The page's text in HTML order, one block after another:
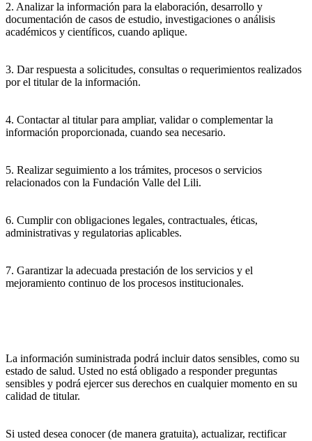
2. Analizar la información para la elaboración, desarrollo y
documentación de casos de estudio, investigaciones o análisis
académicos y científicos, cuando aplique.
3. Dar respuesta a solicitudes, consultas o requerimientos realizados
por el titular de la información.
4. Contactar al titular para ampliar, validar o complementar la
información proporcionada, cuando sea necesario.
5. Realizar seguimiento a los trámites, procesos o servicios
relacionados con la Fundación Valle del Lili.
6. Cumplir con obligaciones legales, contractuales, éticas,
administrativas y regulatorias aplicables.
7. Garantizar la adecuada prestación de los servicios y el
mejoramiento continuo de los procesos institucionales.
La información suministrada podrá incluir datos sensibles, como su
estado de salud. Usted no está obligado a responder preguntas
sensibles y podrá ejercer sus derechos en cualquier momento en su
calidad de titular.
Si usted desea conocer (de manera gratuita), actualizar, rectificar